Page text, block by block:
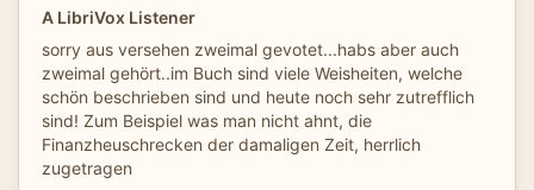
A LibriVox Listener
sorry aus versehen zweimal gevotet...habs aber auch
zweimal gehört..im Buch sind viele Weisheiten, welche
schön beschrieben sind und heute noch sehr zutrefflich
sind! Zum Beispiel was man nicht ahnt, die
Finanzheuschrecken der damaligen Zeit, herrlich
zugetragen